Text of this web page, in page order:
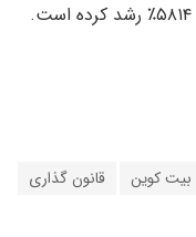
بیت کوین قانون گذاری